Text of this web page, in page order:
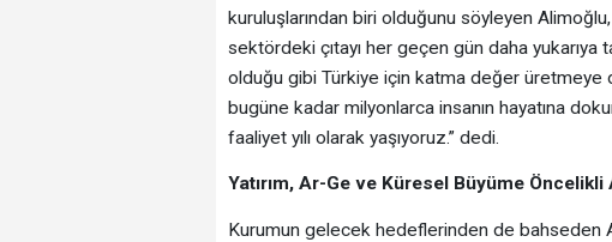
kuruluşlarından biri olduğunu söyleyen
sektördeki çıtayı her geçen gün daha yukarıya
olduğu gibi Türkiye için katma değer
bugüne kadar milyonlarca insanın hayatına
faaliyet yılı olarak yaşıyoruz.” dedi.
Yatırım, Ar-Ge ve Küresel Büyüme Öncelikli
Kurumun gelecek hedeflerinden de bahseden